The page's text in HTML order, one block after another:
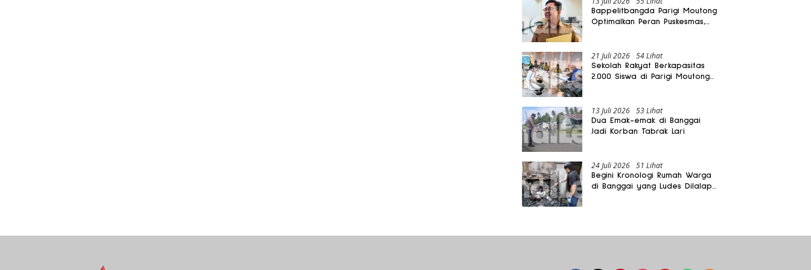
Bappelitbangda Parigi Moutong
Optimalkan Peran Puskesmas,
21 Juli 2026 54 Lihat
Sekolah Rakyat Berkapasitas
2.000 Siswa di Parigi Moutong
13 Juli 2026 53 Lihat
Dua Emak-emak di Banggai
Jadi Korban Tabrak Lari
24 Juli 2026 51 Lihat
Begini Kronologi Rumah Warga
di Banggai yang Ludes Dilalap